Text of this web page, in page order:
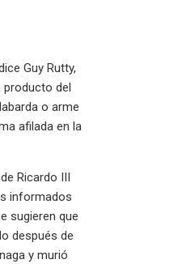
Guy Rutty,
producto del
o arme
afilada en la
Ricardo III
informados
sugieren que
después de
y murió